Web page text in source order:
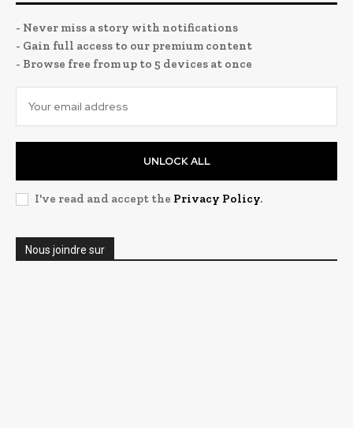
- Never miss a story with notifications
- Gain full access to our premium content
- Browse free from up to 5 devices at once
UNLOCK ALL
I've read and accept the Privacy Policy.
Nous joindre sur